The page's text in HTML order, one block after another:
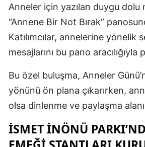
Anneler için yazılan duygu dolu
“Annene Bir Not Bırak”
Katılımcılar, annelerine yönelik
mesajlarını bu pano aracılığıyla
Bu özel buluşma, Anneler
yönünü ön plana çıkarırken,
olsa dinlenme ve paylaşma
İSMET İNÖNÜ